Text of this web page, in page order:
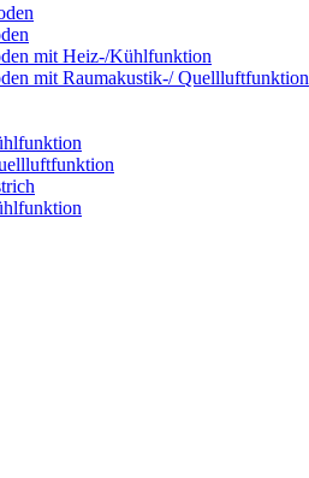
mit Heiz-/Kühlfunktion
mit Raumakustik-/ Quellluftfunktion